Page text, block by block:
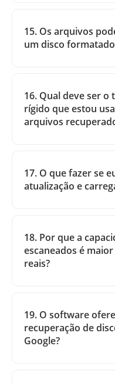
15. Os arquivos
um disco
16. Qual deve ser o
rígido que estou
arquivos
17. O que fazer se
atualização e
18. Por que a
escaneados é
reais?
19. O software
recuperação de
Google?